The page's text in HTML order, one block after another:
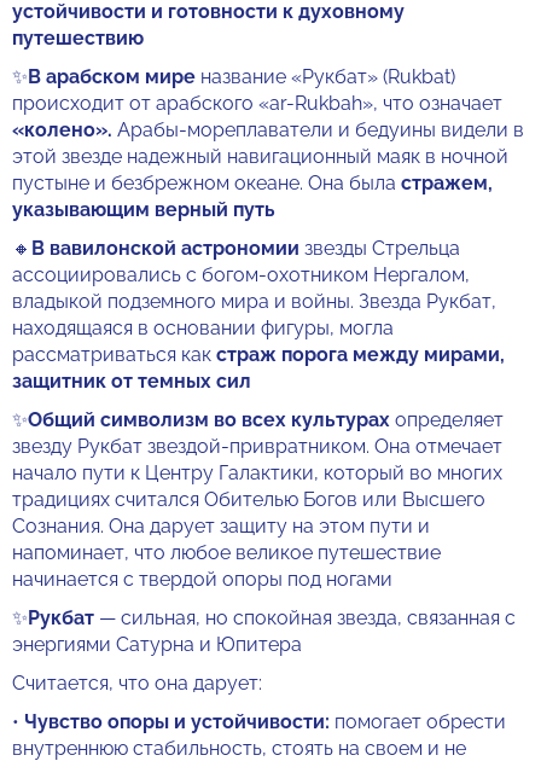
устойчивости и готовности к духовному
путешествию
✨В арабском мире название «Рукбат» (Rukbat)
происходит от арабского «ar-Rukbah», что означает
«колено». Арабы-мореплаватели и бедуины видели в
этой звезде надежный навигационный маяк в ночной
пустыне и безбрежном океане. Она была стражем,
указывающим верный путь
🔸 В вавилонской астрономии звезды Стрельца
ассоциировались с богом-охотником Нергалом,
владыкой подземного мира и войны. Звезда Рукбат,
находящаяся в основании фигуры, могла
рассматриваться как страж порога между мирами,
защитник от темных сил
✨Общий символизм во всех культурах определяет
звезду Рукбат звездой-привратником. Она отмечает
начало пути к Центру Галактики, который во многих
традициях считался Обителью Богов или Высшего
Сознания. Она дарует защиту на этом пути и
напоминает, что любое великое путешествие
начинается с твердой опоры под ногами
✨Рукбат — сильная, но спокойная звезда, связанная с
энергиями Сатурна и Юпитера
Считается, что она дарует:
• Чувство опоры и устойчивости: помогает обрести
внутреннюю стабильность, стоять на своем и не